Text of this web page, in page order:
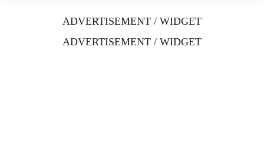
ADVERTISEMENT / WIDGET
ADVERTISEMENT / WIDGET